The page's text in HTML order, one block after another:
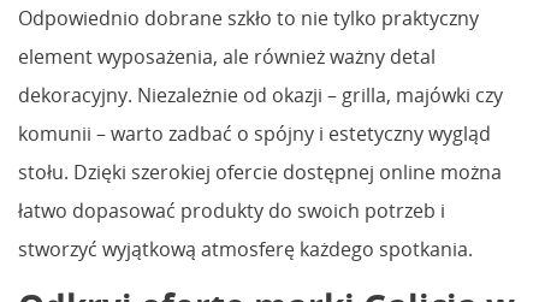
Odpowiednio dobrane szkło to nie tylko praktyczny
element wyposażenia, ale również ważny detal
dekoracyjny. Niezależnie od okazji – grilla, majówki czy
komunii – warto zadbać o spójny i estetyczny wygląd
stołu. Dzięki szerokiej ofercie dostępnej online można
łatwo dopasować produkty do swoich potrzeb i
stworzyć wyjątkową atmosferę każdego spotkania.